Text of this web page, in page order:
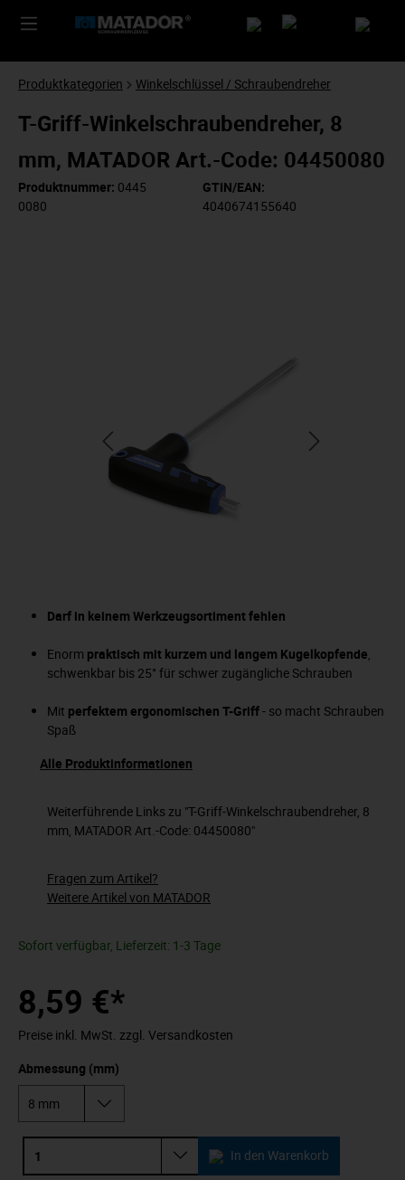
Produktkategorien Winkelschlüssel / Schraubendreher
T-Griff-Winkelschraubendreher, 8
mm, MATADOR Art.-Code: 04450080
Produktnummer: 0445
0080
GTIN/EAN:
4040674155640
Darf in keinem Werkzeugsortiment fehlen
Enorm praktisch mit kurzem und langem Kugelkopfende
schwenkbar bis 25° für schwer zugängliche Schrauben
Mit perfektem ergonomischen T-Griff- so macht Schrauben
Spaß
Alle Produktinformationen
Weiterführende Links zu "T-Griff-Winkelschraubendreher, 8
mm, MATADOR Art.-Code: 04450080"
Fragen zum Artikel?
Weitere Artikel von MATADOR
Sofort verfügbar, Lieferzeit: 1-3 Tage
8,59 €*
Preise inkl. MwSt. zzgl. Versandkosten
Abmessung (mm)
In den Warenkorb